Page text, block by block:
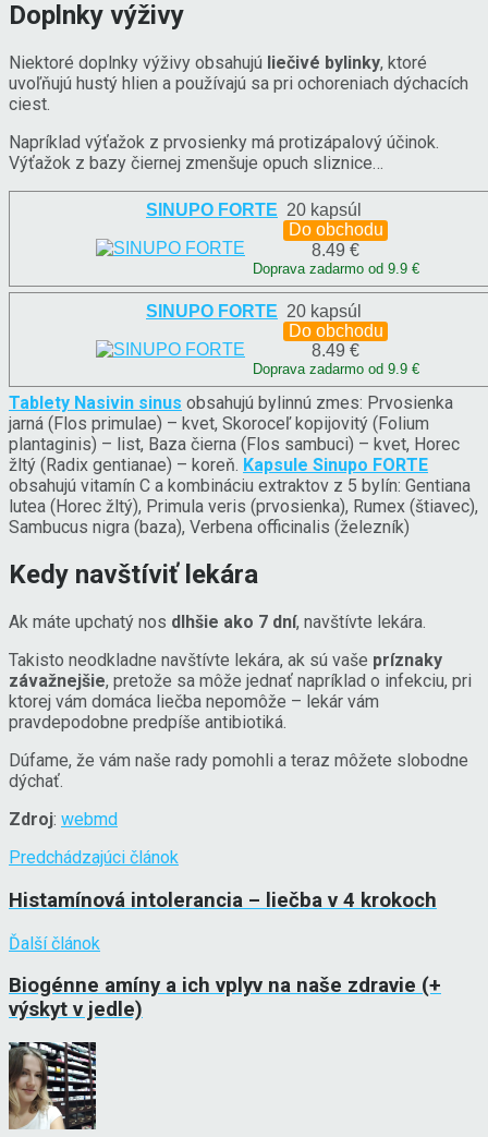
Doplnky výživy
Niektoré doplnky výživy obsahujú liečivé bylinky, ktoré
uvoľňujú hustý hlien a používajú sa pri ochoreniach dýchacích
ciest.
Napríklad výťažok z prvosienky má protizápalový účinok.
Výťažok z bazy čiernej zmenšuje opuch sliznice…
SINUPO FORTE 20 kapsúl
Do obchodu
8.49 €
Doprava zadarmo od 9.9 €
SINUPO FORTE 20 kapsúl
Do obchodu
8.49 €
Doprava zadarmo od 9.9 €
Tablety Nasivin sinus obsahujú bylinnú zmes: Prvosienka
jarná (Flos primulae) – kvet, Skoroceľ kopijovitý (Folium
plantaginis) – list, Baza čierna (Flos sambuci) – kvet, Horec
žltý (Radix gentianae) – koreň. Kapsule Sinupo FORTE
obsahujú vitamín C a kombináciu extraktov z 5 bylín: Gentiana
lutea (Horec žltý), Primula veris (prvosienka), Rumex (štiavec),
Sambucus nigra (baza), Verbena officinalis (železník)
Kedy navštíviť lekára
Ak máte upchatý nos dlhšie ako 7 dní, navštívte lekára.
Takisto neodkladne navštívte lekára, ak sú vaše príznaky
závažnejšie, pretože sa môže jednať napríklad o infekciu, pri
ktorej vám domáca liečba nepomôže – lekár vám
pravdepodobne predpíše antibiotiká.
Dúfame, že vám naše rady pomohli a teraz môžete slobodne
dýchať.
Zdroj: webmd
Predchádzajúci článok
Histamínová intolerancia – liečba v 4 krokoch
Ďalší článok
Biogénne amíny a ich vplyv na naše zdravie (+
výskyt v jedle)